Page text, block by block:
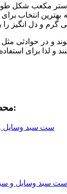
بعد از نصب هم هیچ دیدی ندارد با
انتخاب
و در حوادثی
27 محصول مشابه در شاخه های مختلف: